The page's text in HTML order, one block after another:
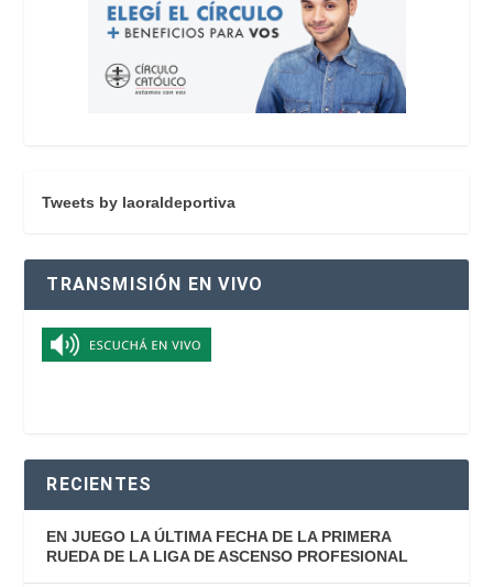
Tweets by laoraldeportiva
TRANSMISIÓN EN VIVO
RECIENTES
EN JUEGO LA ÚLTIMA FECHA DE LA PRIMERA
RUEDA DE LA LIGA DE ASCENSO PROFESIONAL